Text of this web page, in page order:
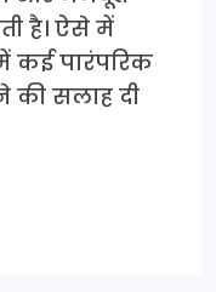
है। ऐसे में
कई पारंपरिक
की सलाह दी